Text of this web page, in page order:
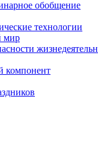
обобщение
технологии
мир
компонент